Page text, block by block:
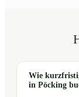
Wie
in Pöcking